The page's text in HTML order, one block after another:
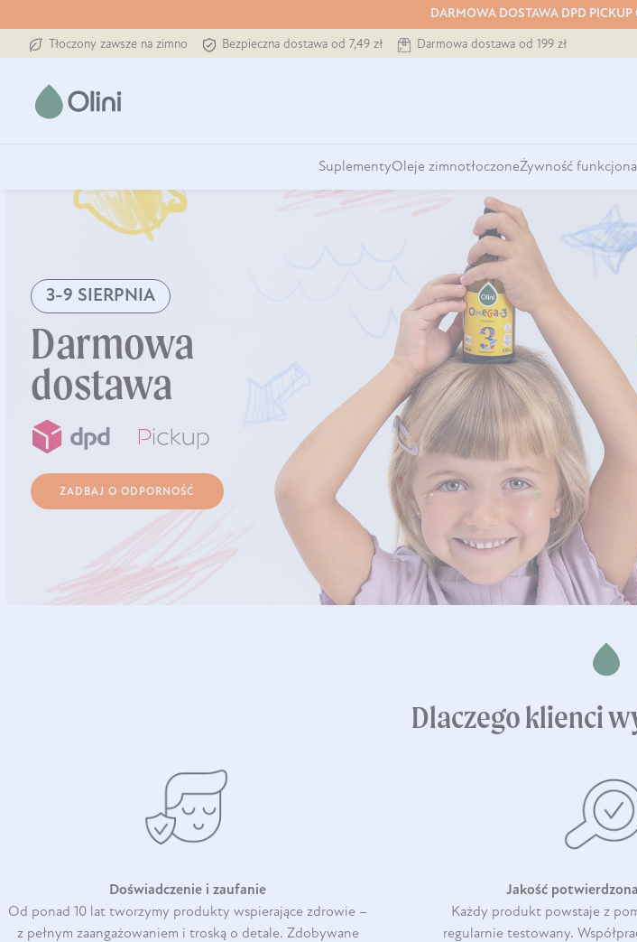
DARMOWA DOSTAWA DPD
Tłoczony zawsze na zimno Bezpieczna dostawa od 7,49 zł Darmowa dostawa od 199 zł
SuplementyOleje zimnotłoczoneŻywność
3-9 SIERPNIA
Darmowa
dostawa
ZADBAJ O ODPORNOŚĆ
Dlaczego klienci
Doświadczenie i zaufanie
Od ponad 10 lat tworzymy produkty wspierające zdrowie –
z pełnym zaangażowaniem i troską o detale. Zdobywane
Jakość
Każdy produkt powstaje z
regularnie testowany.